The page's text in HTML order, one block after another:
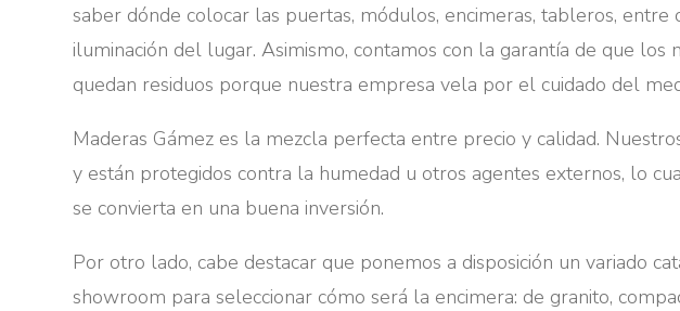
saber dónde colocar las puertas, módulos, encimeras, tableros,
iluminación del lugar. Asimismo, contamos con la garantía de que
quedan residuos porque nuestra empresa vela por el cuidado del
Maderas Gámez es la mezcla perfecta entre precio y calidad.
y están protegidos contra la humedad u otros agentes externos, lo
se convierta en una buena inversión.
Por otro lado, cabe destacar que ponemos a disposición un variado
showroom para seleccionar cómo será la encimera: de granito,